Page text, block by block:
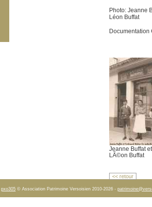
Photo: Jeanne
Léon Buffat
Documentation
Jeanne Buffat
LÃ©on Buffat
<< retour
pxo305 © Association Patrimoine Versoisien 2010-2026 -